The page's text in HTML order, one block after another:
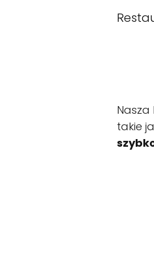
takie